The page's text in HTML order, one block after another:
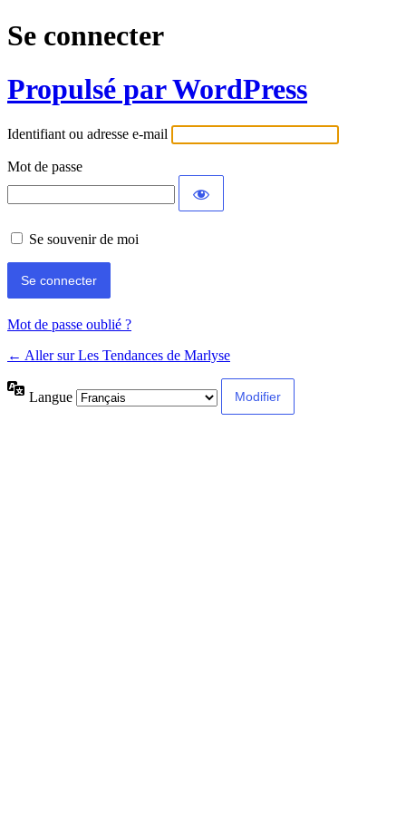
Se connecter
Propulsé par WordPress
Identifiant ou adresse e-mail
Mot de passe
Se souvenir de moi
Mot de passe oublié ?
← Aller sur Les Tendances de Marlyse
Langue